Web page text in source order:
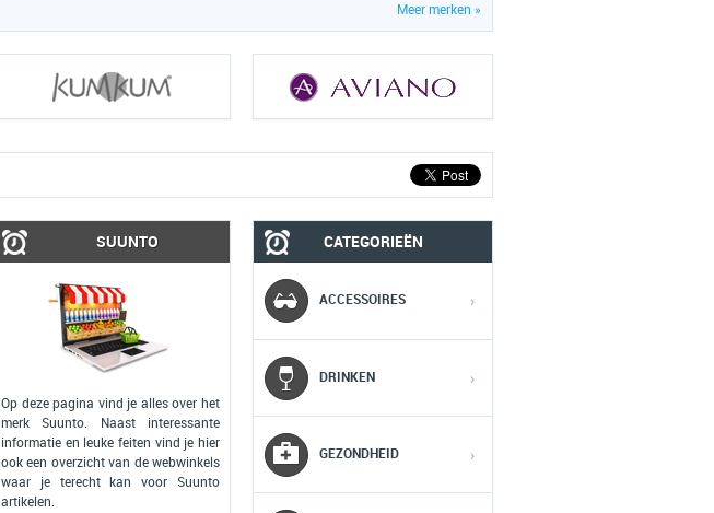
Meer merken »
COMPUTERS MOBIEL
2
3
SUUNTO
Op deze pagina vind je alles over het
merk Suunto. Naast interessante
informatie en leuke feiten vind je hier
ook een overzicht van de webwinkels
waar je terecht kan voor Suunto
artikelen.
CATEGORIEËN
ACCESSOIRES ›
DRINKEN ›
GEZONDHEID ›